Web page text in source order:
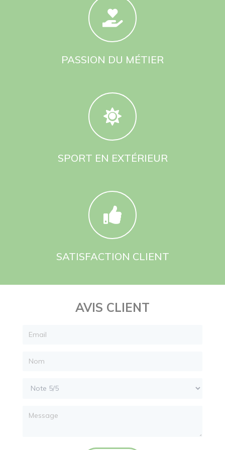
inscriptions à la course fin 2025⚠️
➡️Les créneaux d’entraînement seront le lundi soir 18h30 et
PASSION DU MÉTIER
SPORT EN EXTÉRIEUR
SATISFACTION CLIENT
AVIS CLIENT